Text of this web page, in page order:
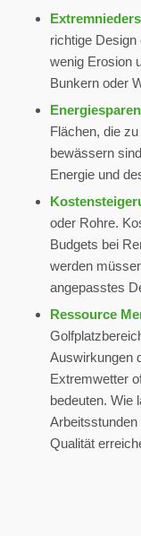
richtige
wenig Erosion
Bunkern oder
Flächen, die
bewässern
Energie und
oder Rohre.
Budgets bei
werden
angepasstes
Ressource
Auswirkungen
Extremwetter
bedeuten. Wie
Arbeitsstunden
Qualität